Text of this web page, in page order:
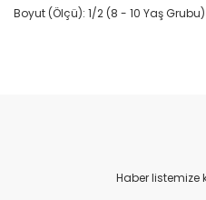
Boyut (Ölçü): 1/2 (8 - 10 Yaş Grubu)
Ürün resmi kalitesiz, bozuk
Ürün açıklamasında eksik
Haber